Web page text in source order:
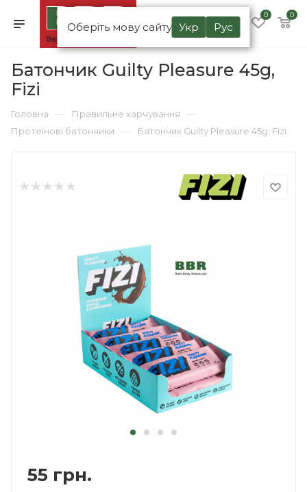
Оберіть мову сайту Укр Рус
0 0
Батончик Guilty Pleasure 45g,
Fizi
Головна — Правильне харчування —
Протеїнові батончики — Батончик Guilty Pleasure 45g, Fizi
55 грн.